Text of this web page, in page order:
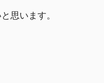
思います。